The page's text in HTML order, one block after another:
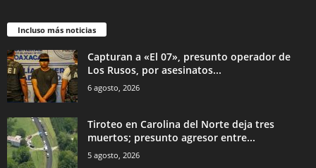
Incluso más noticias
Capturan a «El 07», presunto operador de
Los Rusos, por asesinatos...
6 agosto, 2026
Tiroteo en Carolina del Norte deja tres
muertos; presunto agresor entre...
5 agosto, 2026